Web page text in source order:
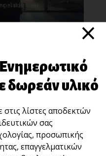
[...]
των συγκρίσεων!
×
δωρεάν υλικό
λίστες αποδεκτών
σας
προσωπικής
επαγγελματικών